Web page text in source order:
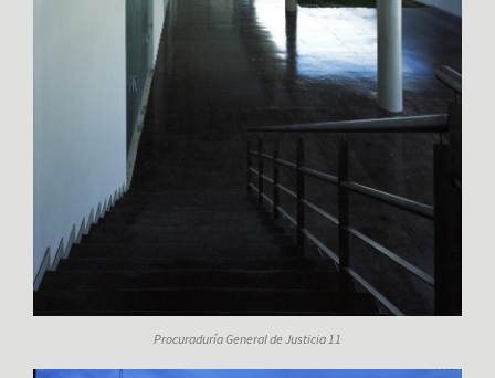
Procuraduría General de Justicia 11